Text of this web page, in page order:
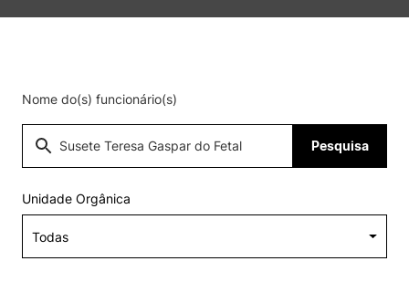
II&D e Empresas
Ação Social
Alumni
Projetos PRR
Nome do(s) funcionário(s)
Pesquisa
Unidade Orgânica